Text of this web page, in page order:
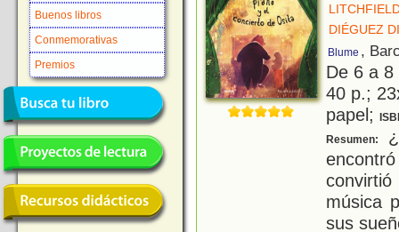
Buenos libros
Conmemorativas
Premios
DIÉGUEZ
Blume ,
De 6 a
40 p.;
papel;
Resumen:
música
sus